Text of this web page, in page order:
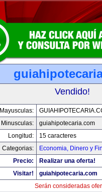
Vendido!
Mayusculas:
Minusculas:
guiahipotecaria.com
Longitud:
15 caracteres
Categorias:
Economia, Dinero y
Precio:
Realizar una oferta!
Visitar!
guiahipotecaria.com
Serán consideradas